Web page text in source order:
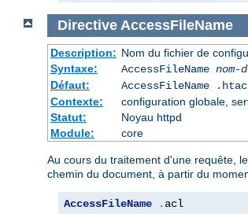
Directive AccessFileName
Description: Nom du fichier de
Syntaxe:
AccessFileName
Défaut:
AccessFileName
Contexte:
configuration globale,
Statut:
Noyau httpd
Module:
core
Au cours du traitement d'une requête,
chemin du document, à partir du
AccessFileName . acl